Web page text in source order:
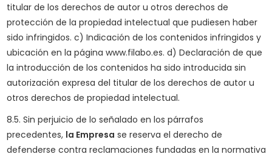
titular de los derechos de autor u otros derechos de
protección de la propiedad intelectual que pudiesen haber
sido infringidos. c) Indicación de los contenidos infringidos y
ubicación en la página www.filabo.es. d) Declaración de que
la introducción de los contenidos ha sido introducida sin
autorización expresa del titular de los derechos de autor u
otros derechos de propiedad intelectual.
8.5. Sin perjuicio de lo señalado en los párrafos
precedentes, la Empresa se reserva el derecho de
defenderse contra reclamaciones fundadas en la normativa